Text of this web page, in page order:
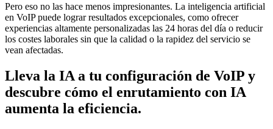
Pero eso no las hace menos impresionantes. La inteligencia artificial
en VoIP puede lograr resultados excepcionales, como ofrecer
experiencias altamente personalizadas las 24 horas del día o reducir
los costes laborales sin que la calidad o la rapidez del servicio se
vean afectadas.
Lleva la IA a tu configuración de VoIP y
descubre cómo el enrutamiento con IA
aumenta la eficiencia.